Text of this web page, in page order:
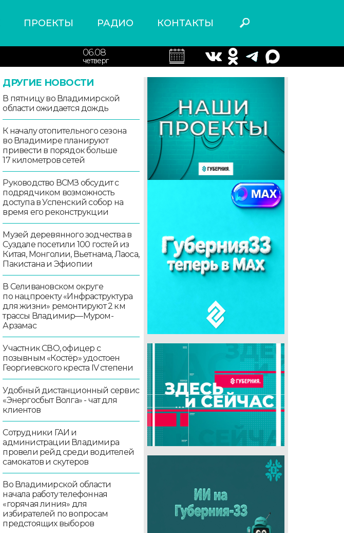
ПРОЕКТЫ РАДИО КОНТАКТЫ
06.08
четверг
ДРУГИЕ НОВОСТИ
В пятницу во Владимирской
области ожидается дождь
К началу отопительного сезона
во Владимире планируют
привести в порядок больше
17 километров сетей
Руководство ВСМЗ обсудит с
подрядчиком возможность
доступа в Успенский собор на
время его реконструкции
Музей деревянного зодчества в
Суздале посетили 100 гостей из
Китая, Монголии, Вьетнама, Лаоса,
Пакистана и Эфиопии
В Селивановском округе
по нацпроекту «Инфраструктура
для жизни» ремонтируют 2 км
трассы Владимир—Муром-
Арзамас
Участник СВО, офицер с
позывным «Костёр» удостоен
Георгиевского креста IV степени
Удобный дистанционный сервис
«Энергосбыт Волга» - чат для
клиентов
Сотрудники ГАИ и
администрации Владимира
провели рейд среди водителей
самокатов и скутеров
Во Владимирской области
начала работу телефонная
«горячая линия» для
избирателей по вопросам
предстоящих выборов